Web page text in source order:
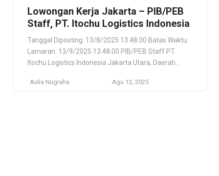
Lowongan Kerja Jakarta – PIB/PEB
Staff, PT. Itochu Logistics Indonesia
Tanggal Diposting: 13/8/2025 13.48.00 Batas Waktu
Lamaran: 13/9/2025 13.48.00 PIB/PEB Staff PT.
Itochu Logistics Indonesia Jakarta Utara, Daerah
Utara, Daerah Khusus Ibukota Jakarta, ID Deskripsi
Aulia Nugraha Agu 13, 2025